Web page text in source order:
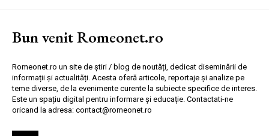
Bun venit Romeonet.ro
Romeonet.ro un site de știri / blog de noutăți, dedicat diseminării de
informații și actualități. Acesta oferă articole, reportaje și analize pe
teme diverse, de la evenimente curente la subiecte specifice de interes.
Este un spațiu digital pentru informare și educație. Contactati-ne
oricand la adresa: contact@romeonet.ro